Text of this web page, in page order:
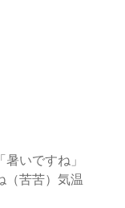
いですね」
（苦苦）気温